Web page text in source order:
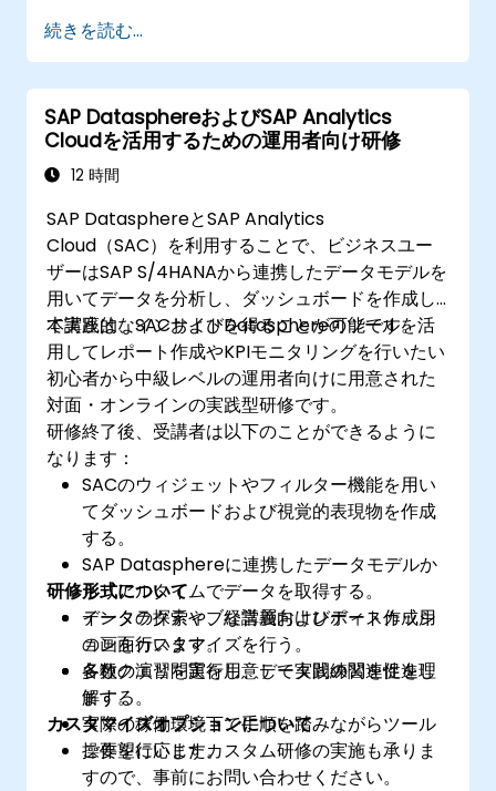
続きを読む...
SAP DatasphereおよびSAP Analytics
Cloudを活用するための運用者向け研修
12 時間
SAP DatasphereとSAP Analytics
Cloud（SAC）を利用することで、ビジネスユー
ザーはSAP S/4HANAから連携したデータモデルを
用いてデータを分析し、ダッシュボードを作成し
て実践的なインサイトを得ることが可能です。
本講座は、SACおよびDatasphereのツールを活
用してレポート作成やKPIモニタリングを行いたい
初心者から中級レベルの運用者向けに用意された
対面・オンラインの実践型研修です。
研修終了後、受講者は以下のことができるように
なります：
SACのウィジェットやフィルター機能を用い
てダッシュボードおよび視覚的表現物を作成
する。
SAP Datasphereに連携したデータモデルか
らリアルタイムでデータを取得する。
データの探索や、経営層向けレポート作成用
の画面カスタマイズを行う。
各種クエリを実行し、データ間の関連性を理
解する。
研修形式について
インタラクティブな講義およびディスカッシ
ョンを行います。
多数の演習問題を用意して実践練習を促進し
ます。
実際の稼働環境下で手順を踏みながらツール
操作を行います。
カスタマイズオプションについて
ご要望に応じたカスタム研修の実施も承りま
すので、事前にお問い合わせください。